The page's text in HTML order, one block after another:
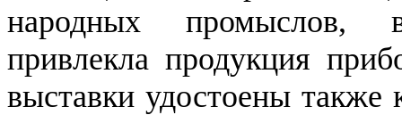
народных промыслов,
привлекла продукция
выставки удостоены также